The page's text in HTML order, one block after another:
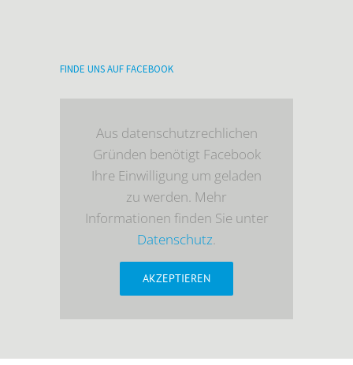
FINDE UNS AUF FACEBOOK
Aus datenschutzrechlichen
Gründen benötigt Facebook
Ihre Einwilligung um geladen
zu werden. Mehr
Informationen finden Sie unter
Datenschutz
AKZEPTIEREN